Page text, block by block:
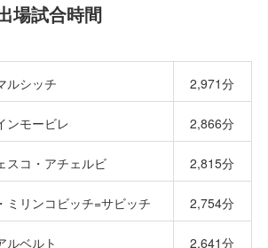
場試合時間
ルシッチ 2,971分
ンモービレ 2,866分
スコ・アチェルビ 2,815分
ミリンコビッチ=サビッチ 2,754分
ルベルト 2,641分